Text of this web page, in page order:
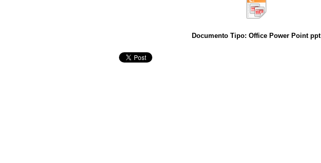
Documento Tipo: Office Power Point ppt